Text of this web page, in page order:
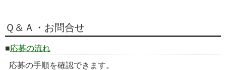
Ｑ＆Ａ・お問合せ
応募の流れ
応募の手順を確認できます。